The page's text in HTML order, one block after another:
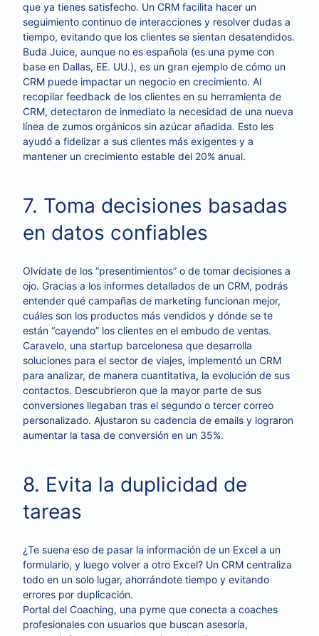
que ya tienes satisfecho. Un CRM facilita hacer un
seguimiento continuo de interacciones y resolver dudas a
tiempo, evitando que los clientes se sientan desatendidos.
Buda Juice, aunque no es española (es una pyme con
base en Dallas, EE. UU.), es un gran ejemplo de cómo un
CRM puede impactar un negocio en crecimiento. Al
recopilar feedback de los clientes en su herramienta de
CRM, detectaron de inmediato la necesidad de una nueva
línea de zumos orgánicos sin azúcar añadida. Esto les
ayudó a fidelizar a sus clientes más exigentes y a
mantener un crecimiento estable del 20% anual.
7. Toma decisiones basadas
en datos confiables
Olvídate de los “presentimientos” o de tomar decisiones a
ojo. Gracias a los informes detallados de un CRM, podrás
entender qué campañas de marketing funcionan mejor,
cuáles son los productos más vendidos y dónde se te
están “cayendo” los clientes en el embudo de ventas.
Caravelo, una startup barcelonesa que desarrolla
soluciones para el sector de viajes, implementó un CRM
para analizar, de manera cuantitativa, la evolución de sus
contactos. Descubrieron que la mayor parte de sus
conversiones llegaban tras el segundo o tercer correo
personalizado. Ajustaron su cadencia de emails y lograron
aumentar la tasa de conversión en un 35%.
8. Evita la duplicidad de
tareas
¿Te suena eso de pasar la información de un Excel a un
formulario, y luego volver a otro Excel? Un CRM centraliza
todo en un solo lugar, ahorrándote tiempo y evitando
errores por duplicación.
Portal del Coaching, una pyme que conecta a coaches
profesionales con usuarios que buscan asesoría,